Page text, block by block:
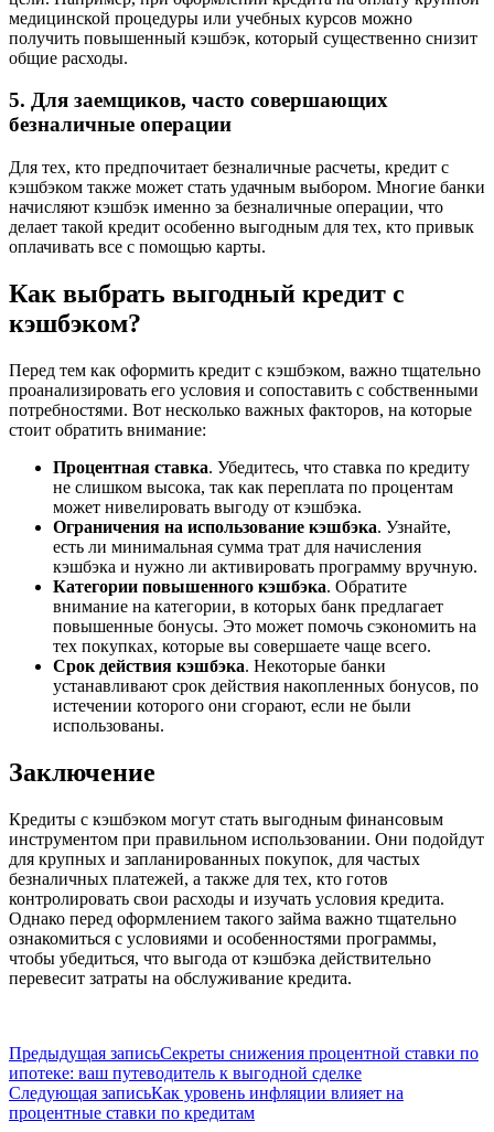
медицинской процедуры или учебных курсов можно
получить повышенный кэшбэк, который существенно снизит
общие расходы.
5. Для заемщиков, часто совершающих
безналичные операции
Для тех, кто предпочитает безналичные расчеты, кредит с
кэшбэком также может стать удачным выбором. Многие банки
начисляют кэшбэк именно за безналичные операции, что
делает такой кредит особенно выгодным для тех, кто привык
оплачивать все с помощью карты.
Как выбрать выгодный кредит с
кэшбэком?
Перед тем как оформить кредит с кэшбэком, важно тщательно
проанализировать его условия и сопоставить с собственными
потребностями. Вот несколько важных факторов, на которые
стоит обратить внимание:
Процентная ставка. Убедитесь, что ставка по кредиту
не слишком высока, так как переплата по процентам
может нивелировать выгоду от кэшбэка.
Ограничения на использование кэшбэка. Узнайте,
есть ли минимальная сумма трат для начисления
кэшбэка и нужно ли активировать программу вручную.
Категории повышенного кэшбэка. Обратите
внимание на категории, в которых банк предлагает
повышенные бонусы. Это может помочь сэкономить на
тех покупках, которые вы совершаете чаще всего.
Срок действия кэшбэка. Некоторые банки
устанавливают срок действия накопленных бонусов, по
истечении которого они сгорают, если не были
использованы.
Заключение
Кредиты с кэшбэком могут стать выгодным финансовым
инструментом при правильном использовании. Они подойдут
для крупных и запланированных покупок, для частых
безналичных платежей, а также для тех, кто готов
контролировать свои расходы и изучать условия кредита.
Однако перед оформлением такого займа важно тщательно
ознакомиться с условиями и особенностями программы,
чтобы убедиться, что выгода от кэшбэка действительно
перевесит затраты на обслуживание кредита.
Навигация
по
записям
Предыдущая записьСекреты снижения процентной ставки по
ипотеке: ваш путеводитель к выгодной сделке
Следующая записьКак уровень инфляции влияет на
процентные ставки по кредитам